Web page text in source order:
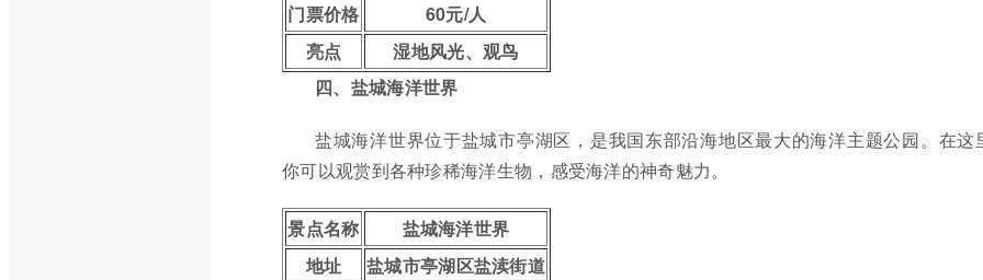
门票价格
60元/人
亮点
湿地风光、观鸟
四、盐城海洋世界
盐城海洋世界位于盐城市亭湖区，是我国东部沿海地区最大的海洋主题公园。在这
你可以观赏到各种珍稀海洋生物，感受海洋的神奇魅力。
景点名称
盐城海洋世界
地址
盐城市亭湖区盐渎街道